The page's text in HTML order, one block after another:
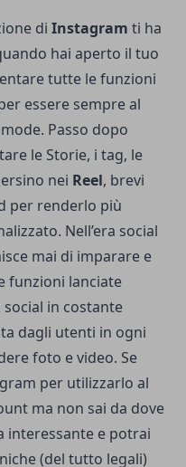
di Instagram ti ha
hai aperto il tuo
tutte le funzioni
essere sempre al
Passo dopo
le Storie, i tag, le
nei Reel, brevi
per renderlo più
Nell’era social
mai di imparare e
funzioni lanciate
in costante
dagli utenti in ogni
foto e video. Se
per utilizzarlo al
ma non sai da dove
interessante e potrai
(del tutto legali)